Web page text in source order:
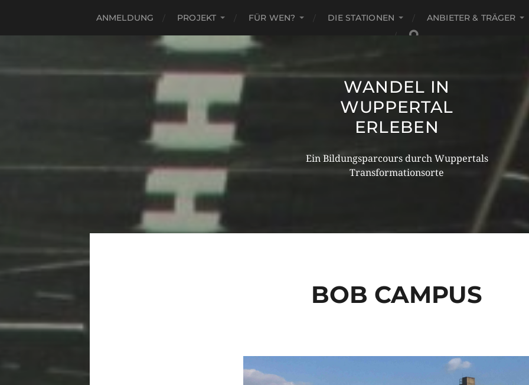
ANMELDUNG PROJEKT FÜR WEN? DIE STATIONEN ANBIETER & TRÄGER
WANDEL IN
WUPPERTAL
ERLEBEN
Ein Bildungsparcours durch Wuppertals
Transformationsorte
BOB CAMPUS